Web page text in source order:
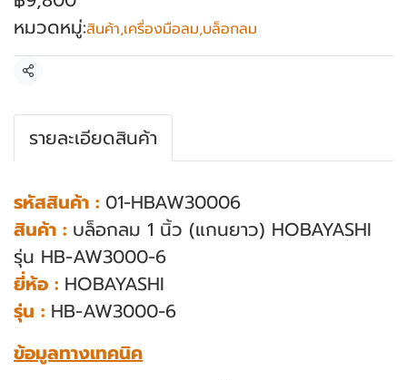
หมวดหมู่:สินค้า,เครื่องมือลม,บล็อกลม
แชร์
รายละเอียดสินค้า
รหัสสินค้า : 01-HBAW30006
สินค้า : บล็อกลม 1 นิ้ว (แกนยาว) HOBAYASHI
รุ่น HB-AW3000-6
ยี่ห้อ : HOBAYASHI
รุ่น : HB-AW3000-6
ข้อมูลทางเทคนิค